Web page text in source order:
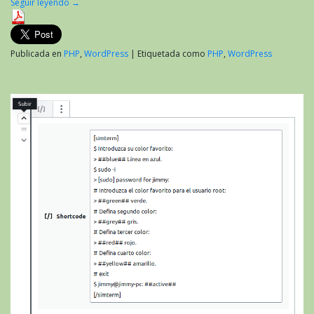
Seguir leyendo →
Publicada en PHP, WordPress | Etiquetada como PHP, WordPress